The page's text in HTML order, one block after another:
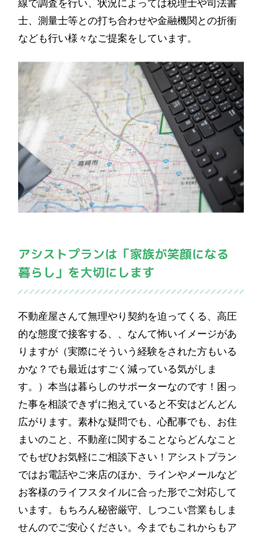
線で調査を行い、状況によっては税理士や司法書
士、測量士等との打ち合わせや金融機関との折衝
なども行い様々なご提案をしています。
不動産屋さんて無理やり契約を迫ってくる、高圧
的な態度で接客する、、なんて怖いイメージがあ
りますが（実際にそういう経験をされた方もいる
かな？でも最近はすごく減っている気がしま
す。）本当は暮らしのサポーターなのです！困っ
た事を相談できずに抱えていると不安はどんどん
広がります。素朴な疑問でも、心配事でも、お住
まいのこと、不動産に関することならどんなこと
でもぜひお気軽にご相談下さい！アシストプラン
ではお電話やご来店のほか、ラインやメールなど
お客様のライフスタイルに合った形でご対応して
います。もちろん秘密厳守、しつこい営業もしま
せんのでご安心ください。今までもこれからもア